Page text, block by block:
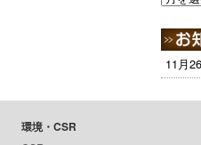
11月
環境・CSR